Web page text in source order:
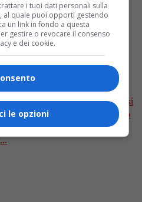
un’escursione tra
Val Trebbia
del Perino è uno dei percorsi
di Piacenza. Scopriamo
lungo il cammino.
i tuoi dati personali sulla
al quale puoi opporti gestendo
un link in fondo a questa
gestire o revocare il consenso
e dei cookie.
le opzioni